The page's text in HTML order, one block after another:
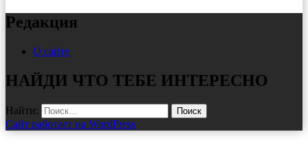
Редакция
О сайте
НАЙДИ ЧТО ТЕБЕ ИНТЕРЕСНО
Найти:
Сайт работает на WordPress